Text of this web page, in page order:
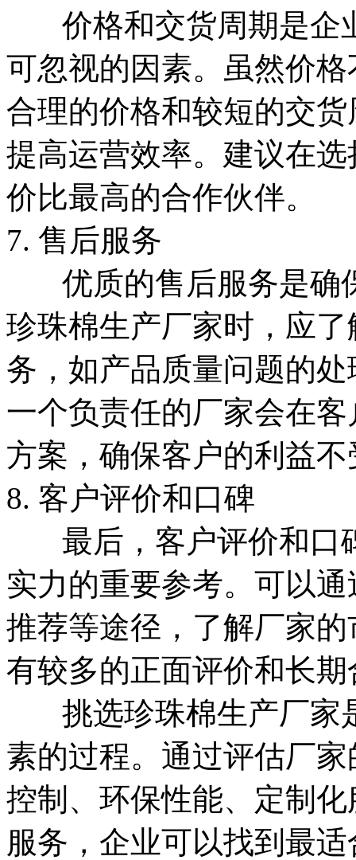
价格和交货周期是企
可忽视的因素。虽然价
合理的价格和较短的交
提高运营效率。建议在
价比最高的合作伙伴。
7. 售后服务
优质的售后服务是确
珍珠棉生产厂家时，应
务，如产品质量问题的
一个负责任的厂家会在
方案，确保客户的利益
8. 客户评价和口碑
最后，客户评价和口
实力的重要参考。可以
推荐等途径，了解厂家
有较多的正面评价和长
挑选珍珠棉生产厂家
素的过程。通过评估厂
控制、环保性能、定制
服务，企业可以找到最